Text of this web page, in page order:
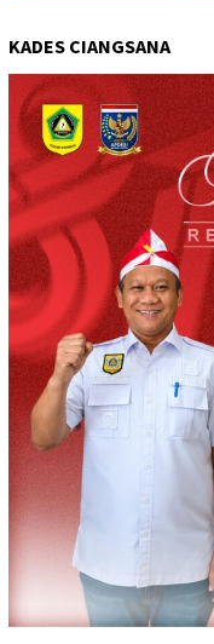
KADES CIANGSANA